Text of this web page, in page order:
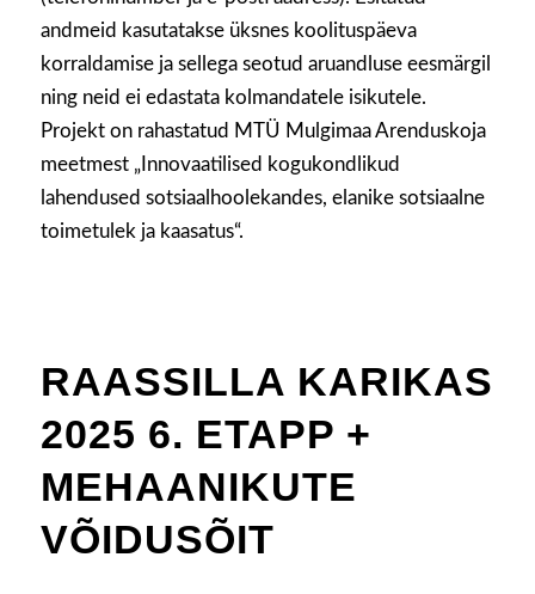
andmeid kasutatakse üksnes koolituspäeva
korraldamise ja sellega seotud aruandluse eesmärgil
ning neid ei edastata kolmandatele isikutele.
Projekt on rahastatud MTÜ Mulgimaa Arenduskoja
meetmest „Innovaatilised kogukondlikud
lahendused sotsiaalhoolekandes, elanike sotsiaalne
toimetulek ja kaasatus“.
RAASSILLA KARIKAS
2025 6. ETAPP +
MEHAANIKUTE
VÕIDUSÕIT